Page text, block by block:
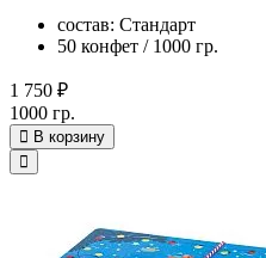
состав: Стандарт
50 конфет / 1000 гр.
1 750 ₽
1000 гр.
В корзину